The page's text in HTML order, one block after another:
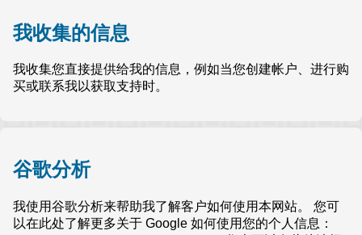
我收集的信息
我收集您直接提供给我的信息，例如当您创建帐户、进行购
买或联系我以获取支持时。
谷歌分析
我使用谷歌分析来帮助我了解客户如何使用本网站。 您可
以在此处了解更多关于 Google 如何使用您的个人信息：